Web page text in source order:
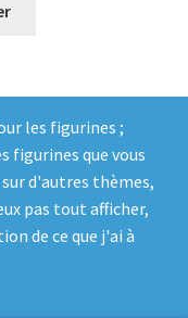
les figurines ;
figurines que vous
d'autres thèmes,
pas tout afficher,
de ce que j'ai à